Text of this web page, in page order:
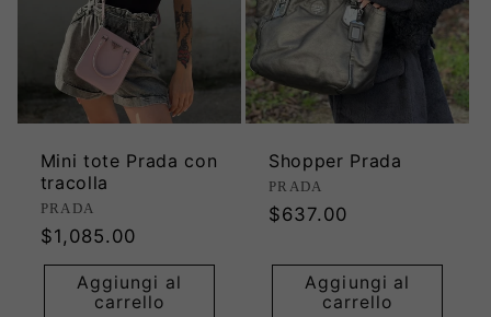
Mini tote Prada con
tracolla
Produttore:
PRADA
Prezzo
di
listino
$1,085.00
Aggiungi al
carrello
Shopper Prada
Produttore:
PRADA
Prezzo
listino
$637.00
Aggiungi al
carrello